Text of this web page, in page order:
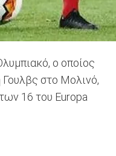
ο οποίος
Γουλβς στο Μολινό,
16 του Europa